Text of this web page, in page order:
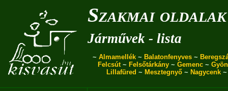
Szakmai oldalak
Járművek - lista
~ Almamellék ~ Balatonfenyves ~
Felcsút~ Felsőtárkány ~ Gemenc ~
Lillafüred ~ Mesztegnyő~ Nagycenk